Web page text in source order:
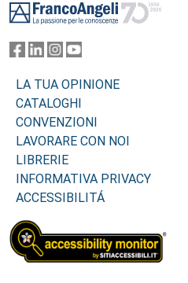
LA TUA OPINIONE
CATALOGHI
CONVENZIONI
LAVORARE CON NOI
LIBRERIE
INFORMATIVA PRIVACY
ACCESSIBILITÁ